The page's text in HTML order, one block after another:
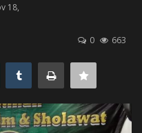
18,
0
663